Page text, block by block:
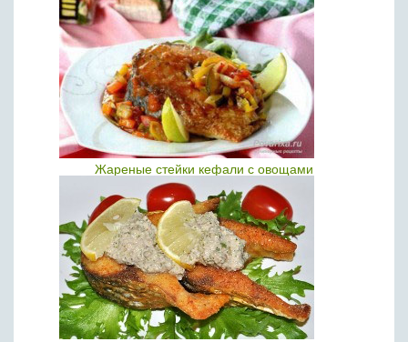
Жареные стейки кефали с овощами